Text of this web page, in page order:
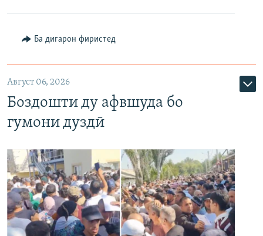
Ба дигарон фиристед
Август 06, 2026
Боздошти ду афвшуда бо
гумони дуздӣ